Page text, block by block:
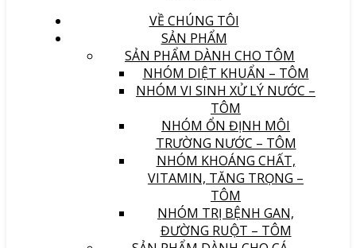
VỀ CHÚNG TÔI
SẢN PHẨM
SẢN PHẨM DÀNH CHO TÔM
NHÓM DIỆT KHUẨN – TÔM
NHÓM VI SINH XỬ LÝ NƯỚC –
TÔM
NHÓM ỔN ĐỊNH MÔI
TRƯỜNG NƯỚC – TÔM
NHÓM KHOÁNG CHẤT,
VITAMIN, TĂNG TRỌNG –
TÔM
NHÓM TRỊ BỆNH GAN,
ĐƯỜNG RUỘT – TÔM